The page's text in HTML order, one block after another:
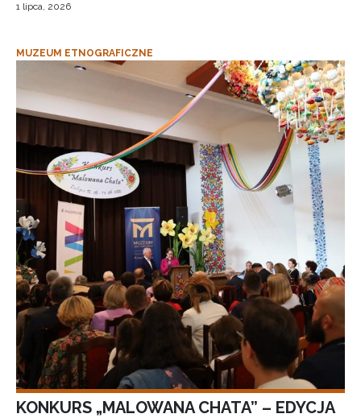
1 lipca, 2026
MUZEUM ETNOGRAFICZNE
KONKURS „MALOWANA CHATA” – EDYCJA